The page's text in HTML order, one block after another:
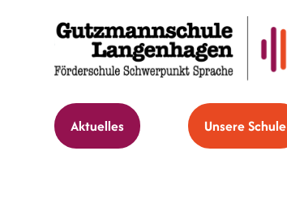
Aktuelles Unsere Schule